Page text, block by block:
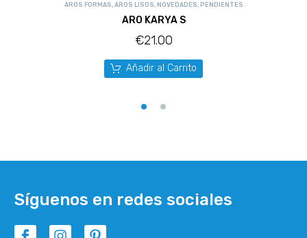
AROS FORMAS AROS LISOS NOVEDADES PENDIENTES
ARO KARYA S
€21.00
Añadir al Carrito
Síguenos en redes sociales